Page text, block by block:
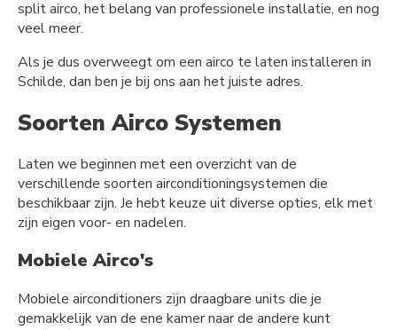
split airco, het belang van professionele installatie, en nog
veel meer.
Als je dus overweegt om een airco te laten installeren in
Schilde, dan ben je bij ons aan het juiste adres.
Soorten Airco Systemen
Laten we beginnen met een overzicht van de
verschillende soorten airconditioningsystemen die
beschikbaar zijn. Je hebt keuze uit diverse opties, elk met
zijn eigen voor- en nadelen.
Mobiele Airco's
Mobiele airconditioners zijn draagbare units die je
gemakkelijk van de ene kamer naar de andere kunt